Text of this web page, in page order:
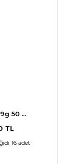
50 ...
TL